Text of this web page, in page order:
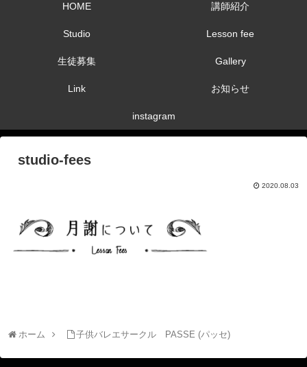
HOME 講師紹介
Studio Lesson fee
生徒募集 Gallery
Link お知らせ
instagram
studio-fees
2020.08.03
ホーム 子供バレエサークル PASSE (パッセ)